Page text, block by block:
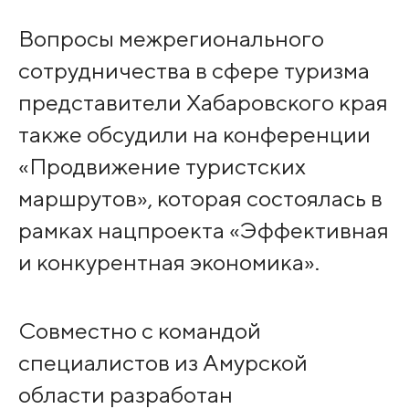
Вопросы межрегионального
сотрудничества в сфере туризма
представители Хабаровского края
также обсудили на конференции
«Продвижение туристских
маршрутов», которая состоялась в
рамках нацпроекта «Эффективная
и конкурентная экономика».
Совместно с командой
специалистов из Амурской
области разработан